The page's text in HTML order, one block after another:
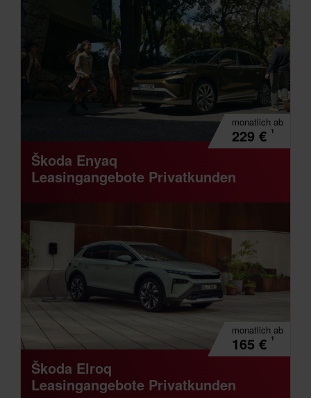
monatlich ab
229 € ¹
Škoda Enyaq
Leasingangebote Privatkunden
monatlich ab
165 € ¹
Škoda Elroq
Leasingangebote Privatkunden